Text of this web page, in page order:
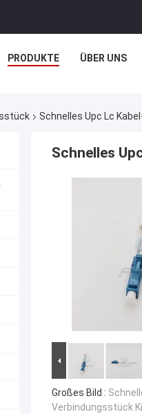
PRODUKTE ÜBER UNS
Schnelles Upc Lc
Schnelles
Großes Bild :
Verbindungsstück